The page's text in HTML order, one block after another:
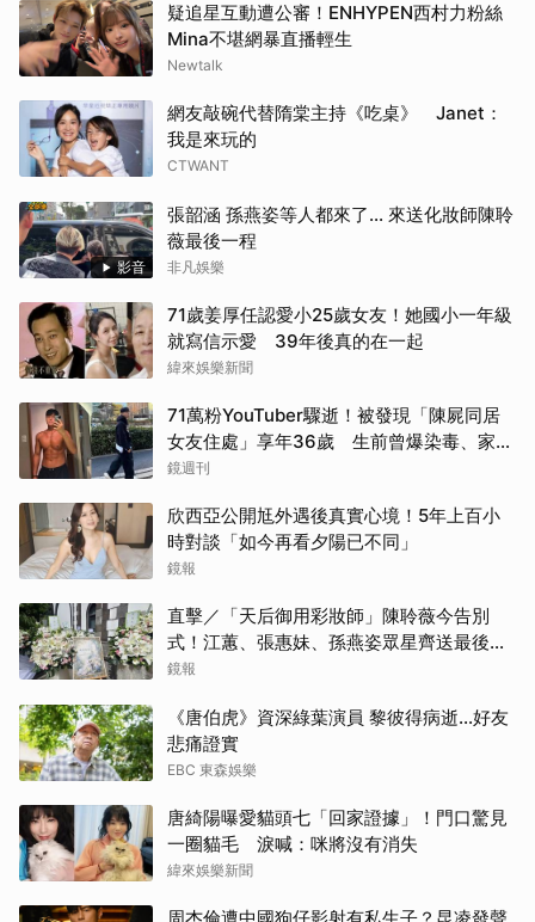
疑追星互動遭公審！ENHYPEN西村力粉絲
Mina不堪網暴直播輕生
Newtalk
網友敲碗代替隋棠主持《吃桌》 Janet：
我是來玩的
CTWANT
影音
張韶涵 孫燕姿等人都來了... 來送化妝師陳聆
薇最後一程
非凡娛樂
71歲姜厚任認愛小25歲女友！她國小一年級
就寫信示愛 39年後真的在一起
緯來娛樂新聞
71萬粉YouTuber驟逝！被發現「陳屍同居
女友住處」享年36歲 生前曾爆染毒、家暴
前妻
鏡週刊
欣西亞公開尪外遇後真實心境！5年上百小
時對談「如今再看夕陽已不同」
鏡報
直擊／「天后御用彩妝師」陳聆薇今告別
式！江蕙、張惠妹、孫燕姿眾星齊送最後祝
福
鏡報
《唐伯虎》資深綠葉演員 黎彼得病逝...好友
悲痛證實
EBC 東森娛樂
唐綺陽曝愛貓頭七「回家證據」！門口驚見
一圈貓毛 淚喊：咪將沒有消失
緯來娛樂新聞